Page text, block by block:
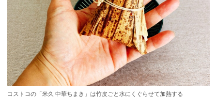
コストコの「米久 中華ちまき」は竹皮ごと水にくぐらせて加熱する